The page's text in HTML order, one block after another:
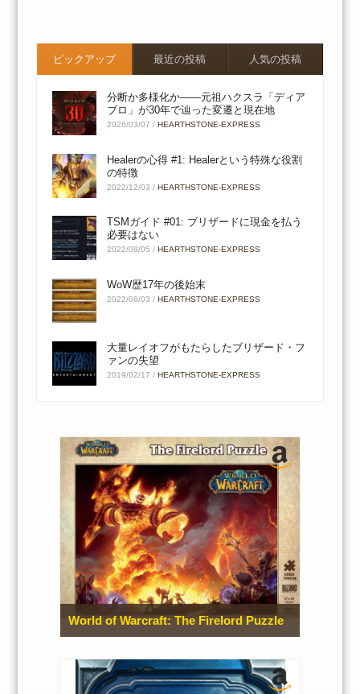
ピックアップ 最近の投稿 人気の投稿
分断か多様化か――元祖ハクスラ「ディア
ブロ」が30年で辿った変遷と現在地
2026/03/07 /HEARTHSTONE-EXPRESS
Healerの心得 #1: Healerという特殊な役割
の特徴
2022/12/03 /HEARTHSTONE-EXPRESS
TSMガイド #01: ブリザードに現金を払う
必要はない
2022/08/05 / HEARTHSTONE-EXPRESS
WoW歴17年の後始末
2022/08/03 /HEARTHSTONE-EXPRESS
大量レイオフがもたらしたブリザード・フ
ァンの失望
2019/02/17 /HEARTHSTONE-EXPRESS
World of Warcraft: The Firelord Puzzle